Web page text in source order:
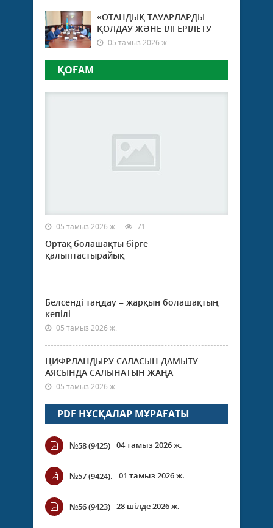
«ОТАНДЫҚ ТАУАРЛАРДЫ
ҚОЛДАУ ЖӘНЕ ІЛГЕРІЛЕТУ
05 тамыз 2026 ж.
ҚОҒАМ
05 тамыз 2026 ж. 71
Ортақ болашақты бірге
қалыптастырайық
Белсенді таңдау – жарқын болашақтың
кепілі
05 тамыз 2026 ж.
ЦИФРЛАНДЫРУ САЛАСЫН ДАМЫТУ
АЯСЫНДА САЛЫНАТЫН ЖАҢА
05 тамыз 2026 ж.
PDF НҰСҚАЛАР МҰРАҒАТЫ
№58 (9425) 04 тамыз 2026 ж.
№57 (9424). 01 тамыз 2026 ж.
№56 (9423) 28 шілде 2026 ж.